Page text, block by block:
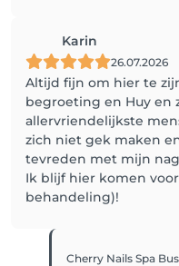
Karin
26.07.2026
Altijd fijn om hier te
begroeting en Huy en
allervriendelijkste
zich niet gek maken
tevreden met mijn
Ik blijf hier komen
behandeling)!
Cherry Nails Spa